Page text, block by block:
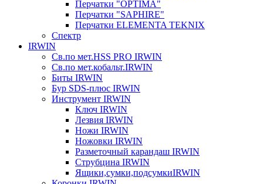
Перчатки "OPTIMA"
Перчатки "SAPHIRE"
Перчатки ELEMENTA TEKNIX
Спектр
IRWIN
Св.по мет.HSS PRO IRWIN
Св.по мет.кобальт.IRWIN
Биты IRWIN
Бур SDS-плюс IRWIN
Инструмент IRWIN
Ключ IRWIN
Лезвия IRWIN
Ножи IRWIN
Ножовки IRWIN
Разметочный карандаш IRWIN
Струбцина IRWIN
Ящики,сумки,подсумкиIRWIN